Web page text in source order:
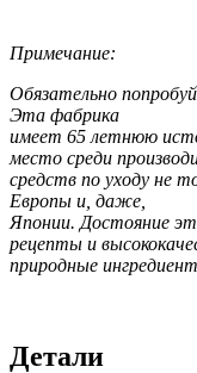
Примечание:
Обязательно
Эта фабрика
имеет 65 летнюю
место среди
средств по уходу не
Европы и, даже,
Японии. Достояние
рецепты и
природные
Детали